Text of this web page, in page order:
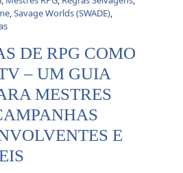
,Savage Worlds (SWADE),
DE RPG COMO
– UM GUIA
MESTRES
E